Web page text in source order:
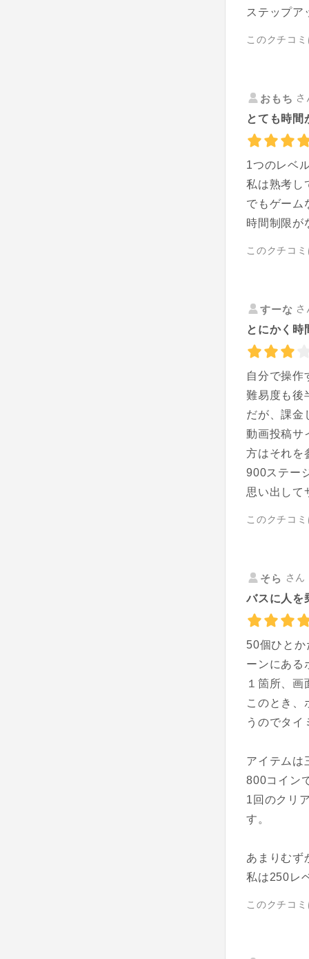
ステップア
このクチコ
おもち
とても時間
1つのレベ
私は熟考し
でもゲーム
時間制限が
このクチコ
すーな
とにかく時
自分で操作
難易度も後
だが、課金
動画投稿サ
方はそれを
900ステー
思い出して
このクチコ
そら さ
バスに人を
50個ひと
ーンにある
１箇所、
このとき、
うのでタイ
アイテムは
800コイン
1回のクリ
す。
あまりむず
私は250レ
このクチコ